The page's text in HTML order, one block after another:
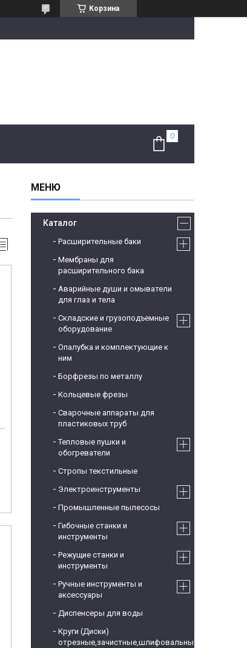
Корзина
Каталог
Расширительные баки
Мембраны для
расширительного бака
Аварийные души и омыватели
для глаз и тела
Складские и грузоподъемные
оборудование
Опалубка и комплектующие к
ним
Борфрезы по металлу
Кольцевые фрезы
Сварочные аппараты для
пластиковых труб
Тепловые пушки и
обогреватели
Стропы текстильные
Электроинструменты
Промышленные пылесосы
Гибочные станки и
инструменты
Режущие станки и
инструменты
Ручные инструменты и
аксессуары
Диспенсеры для воды
Круги (Диски)
отрезные,зачистные,шлифовальные